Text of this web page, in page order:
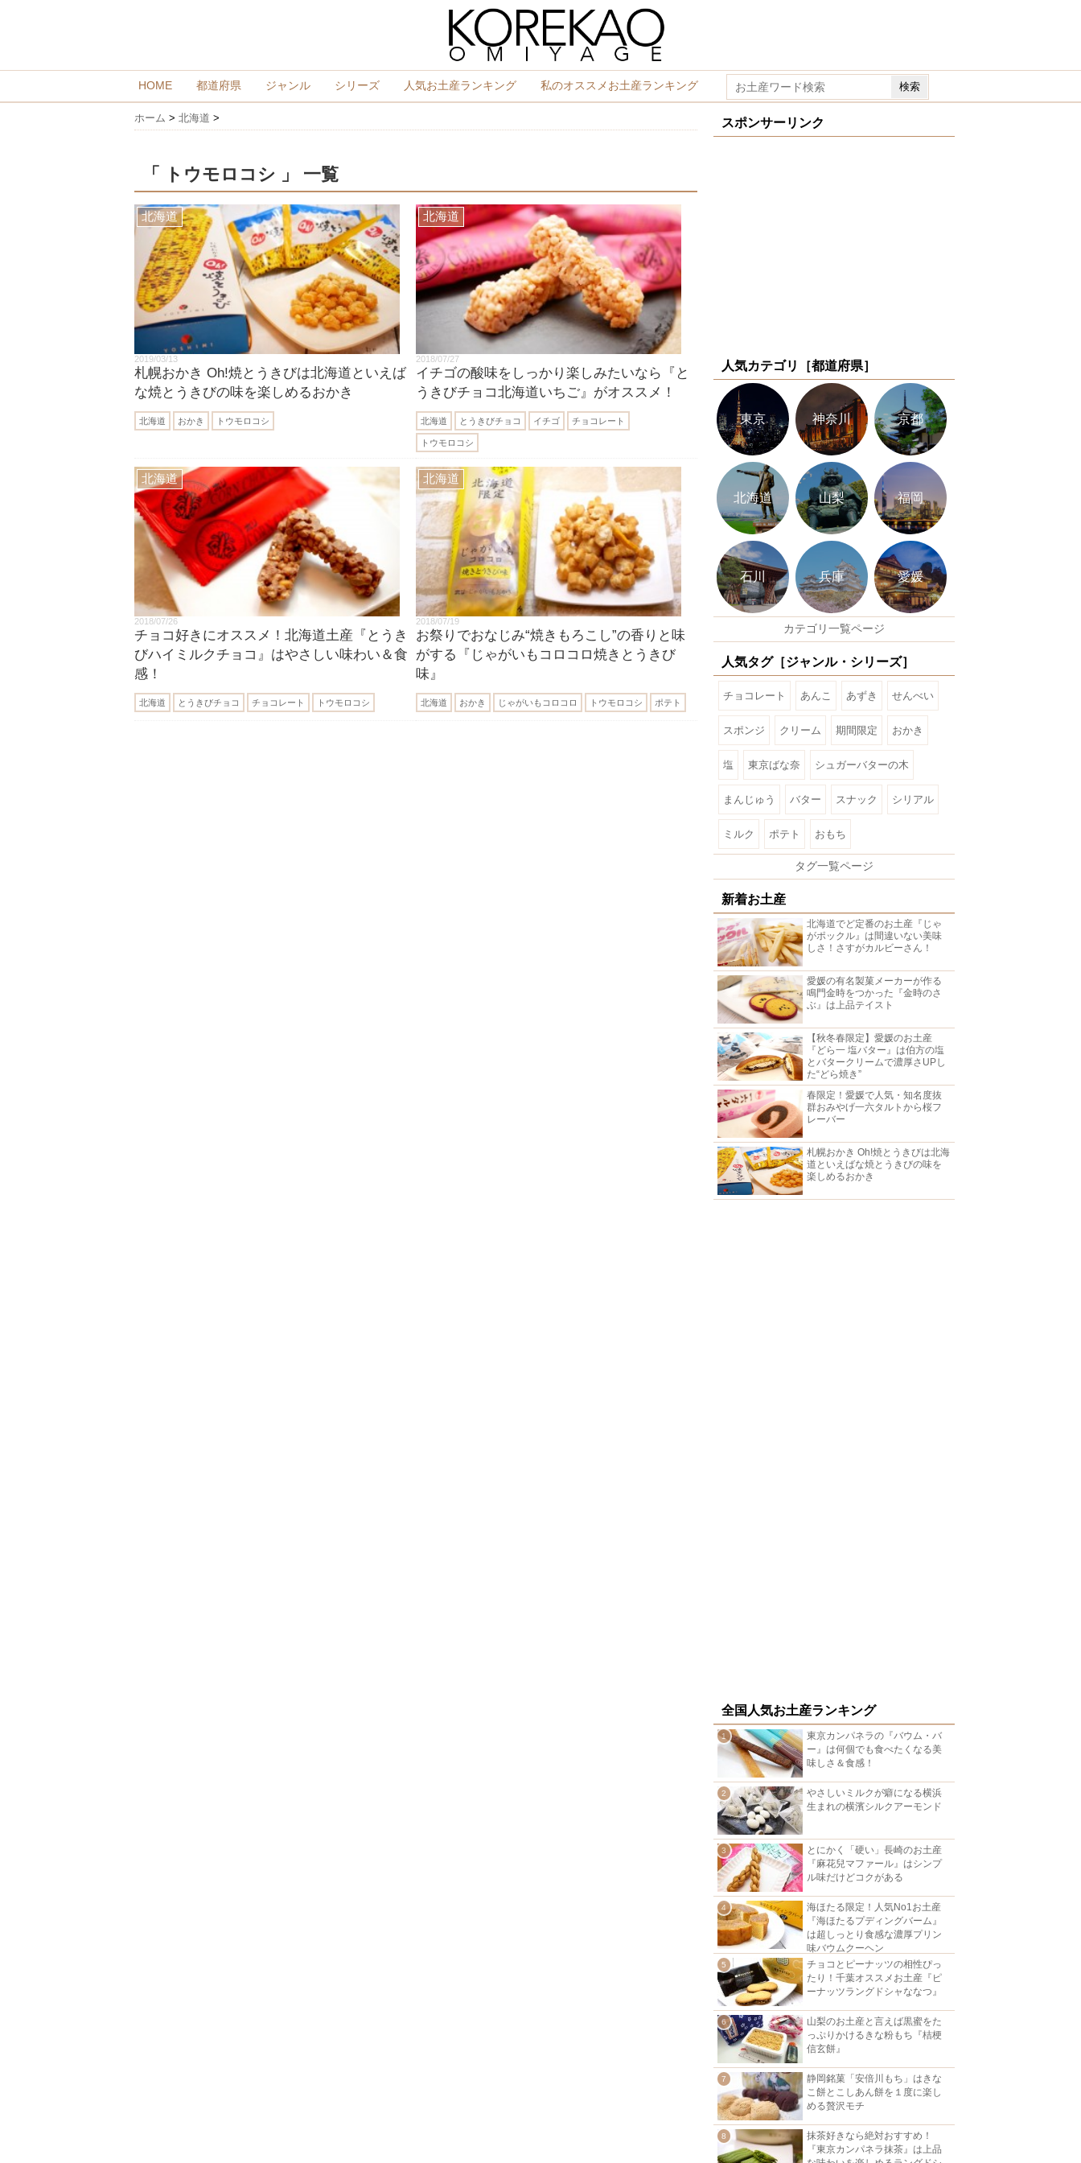
HOME 都道府県 ジャンル シリーズ 人気お土産ランキング 私のオススメお土産ランキング
ホーム > 北海道 >
「 トウモロコシ 」 一覧
北海道
2019/03/13
札幌おかき Oh!焼とうきびは北海道といえば
な焼とうきびの味を楽しめるおかき
北海道 おかき トウモロコシ
北海道
2018/07/27
イチゴの酸味をしっかり楽しみたいなら『と
うきびチョコ北海道いちご』がオススメ！
北海道 とうきびチョコ イチゴ チョコレート
トウモロコシ
北海道
2018/07/26
チョコ好きにオススメ！北海道土産『とうき
びハイミルクチョコ』はやさしい味わい＆食
感！
北海道 とうきびチョコ チョコレート トウモロコシ
北海道
2018/07/19
お祭りでおなじみ“焼きもろこし”の香りと味
がする『じゃがいもコロコロ焼きとうきび
味』
北海道 おかき じゃがいもコロコロ トウモロコシ ポテト
スポンサーリンク
人気カテゴリ［都道府県］
東京 神奈川 京都
北海道 山梨 福岡
石川 兵庫 愛媛
カテゴリ一覧ページ
人気タグ［ジャンル・シリーズ］
チョコレート あんこ あずき せんべい
スポンジ クリーム 期間限定 おかき
塩 東京ばな奈 シュガーバターの木
まんじゅう バター スナック シリアル
ミルク ポテト おもち
タグ一覧ページ
新着お土産
北海道でど定番のお土産『じゃ
がポックル』は間違いない美味
しさ！さすがカルビーさん！
愛媛の有名製菓メーカーが作る
鳴門金時をつかった『金時のさ
ぶ』は上品テイスト
【秋冬春限定】愛媛のお土産
『どら一 塩バター』は伯方の塩
とバタークリームで濃厚さUPし
た“どら焼き”
春限定！愛媛で人気・知名度抜
群おみやげ一六タルトから桜フ
レーバー
札幌おかき Oh!焼とうきびは北海
道といえばな焼とうきびの味を
楽しめるおかき
全国人気お土産ランキング
東京カンパネラの『バウム・バ
ー』は何個でも食べたくなる美
味しさ＆食感！
やさしいミルクが癖になる横浜
生まれの横濱シルクアーモンド
とにかく「硬い」長崎のお土産
『麻花兒マファール』はシンプ
ル味だけどコクがある
海ほたる限定！人気No1お土産
『海ほたるプディングバーム』
は超しっとり食感な濃厚プリン
味バウムクーヘン
チョコとピーナッツの相性ぴっ
たり！千葉オススメお土産『ピ
ーナッツラングドシャななつ』
山梨のお土産と言えば黒蜜をた
っぷりかけるきな粉もち『桔梗
信玄餅』
静岡銘菓「安倍川もち」はきな
こ餅とこしあん餅を１度に楽し
める贅沢モチ
抹茶好きなら絶対おすすめ！
『東京カンパネラ抹茶』は上品